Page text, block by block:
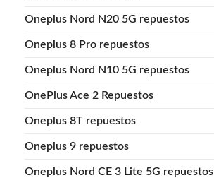
Oneplus Nord N20 5G repuestos
Oneplus 8 Pro repuestos
Oneplus Nord N10 5G repuestos
OnePlus Ace 2 Repuestos
Oneplus 8T repuestos
Oneplus 9 repuestos
Oneplus Nord CE 3 Lite 5G repuestos